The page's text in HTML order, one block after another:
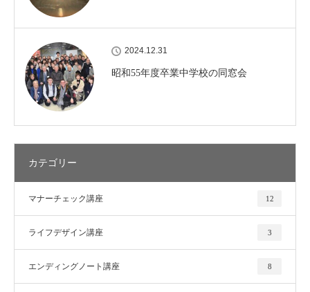
2024.12.31
昭和55年度卒業中学校の同窓会
カテゴリー
マナーチェック講座 12
ライフデザイン講座 3
エンディングノート講座 8